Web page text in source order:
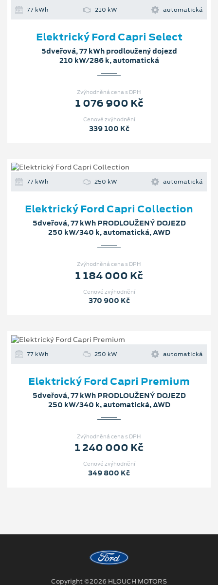
77 kWh 210 kW automatická
Elektrický Ford Capri Select
5dveřová, 77 kWh prodloužený dojezd
210 kW/286 k, automatická
Zvýhodněná cena s DPH
1 076 900 Kč
Cenové zvýhodnění
339 100 Kč
77 kWh 250 kW automatická
Elektrický Ford Capri Collection
5dveřová, 77 kWh PRODLOUŽENÝ DOJEZD
250 kW/340 k, automatická, AWD
Zvýhodněná cena s DPH
1 184 000 Kč
Cenové zvýhodnění
370 900 Kč
77 kWh 250 kW automatická
Elektrický Ford Capri Premium
5dveřová, 77 kWh PRODLOUŽENÝ DOJEZD
250 kW/340 k, automatická, AWD
Zvýhodněná cena s DPH
1 240 000 Kč
Cenové zvýhodnění
349 800 Kč
Copyright ©2026 HLOUCH MOTORS